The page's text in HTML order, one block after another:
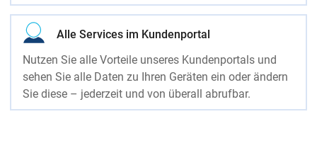
Alle Services im Kundenportal
Nutzen Sie alle Vorteile unseres Kundenportals und
sehen Sie alle Daten zu Ihren Geräten ein oder ändern
Sie diese – jederzeit und von überall abrufbar.